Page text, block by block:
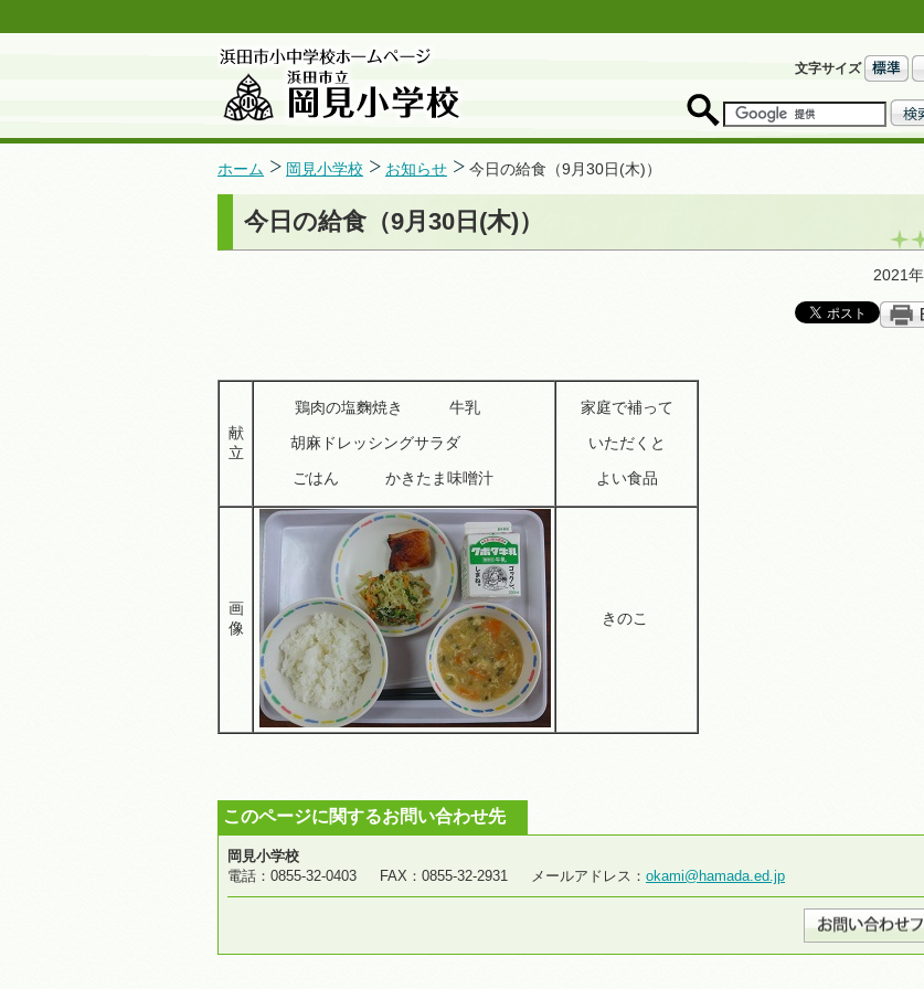
文字サイズ
ホーム 岡見小学校 お知らせ 今日の給食（9月30日(木)）
今日の給食（9月30日(木)）
2021
献
立
鶏肉の塩麴焼き 牛乳
胡麻ドレッシングサラダ
ごはん かきたま味噌汁
家庭で補って
いただくと
よい食品
画
像
きのこ
このページに関するお問い合わせ先
岡見小学校
電話：0855-32-0403 FAX：0855-32-2931 メールアドレス： okami@hamada.ed.jp